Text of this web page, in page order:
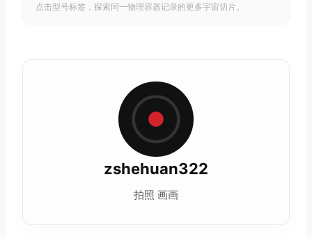
点击型号标签，探索同一物理容器记录的更多宇宙切片。
zshehuan322
拍照 画画